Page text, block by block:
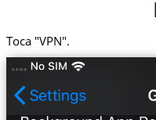
Toca "VPN".